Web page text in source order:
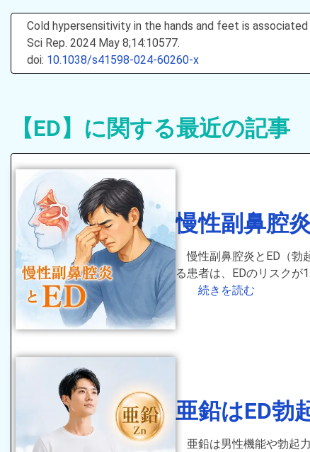
Cold hypersensitivity in the hands and feet is
Sci Rep. 2024 May 8;14:10577.
doi: 10.1038/s41598-024-60260-x
【ED】に関する最近の記事
慢性副鼻腔
慢性副鼻腔炎とED（勃
る患者は、EDのリスクが
続きを読む
亜鉛はED勃
亜鉛は男性機能や勃起